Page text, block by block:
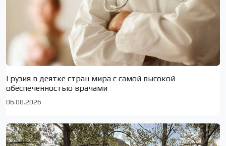
Грузия в деятке стран мира с самой высокой
обеспеченностью врачами
06.08.2026